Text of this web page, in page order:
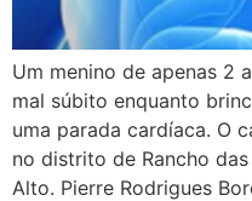
Um menino de apenas 2
mal súbito enquanto
uma parada cardíaca. O
no distrito de Rancho
Alto. Pierre Rodrigues